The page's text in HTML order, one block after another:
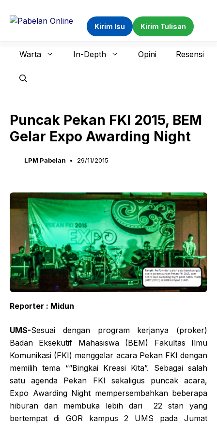
Kirim Isu Kirim Tulisan
Warta In-Depth Opini Resensi
Puncak Pekan FKI 2015, BEM
Gelar Expo Awarding Night
LPM Pabelan 29/11/2015
Reporter : Midun
UMS-Sesuai dengan program kerjanya (proker)
Badan Eksekutif Mahasiswa (BEM) Fakultas Ilmu
Komunikasi (FKI) menggelar acara Pekan FKI dengan
memilih tema ““Bingkai Kreasi Kita”. Sebagai salah
satu agenda Pekan FKI sekaligus puncak acara,
Expo Awarding Night mempersembahkan beberapa
hiburan dan membuka lebih dari 22 stan yang
bertempat di GOR kampus 2 UMS pada Jumat